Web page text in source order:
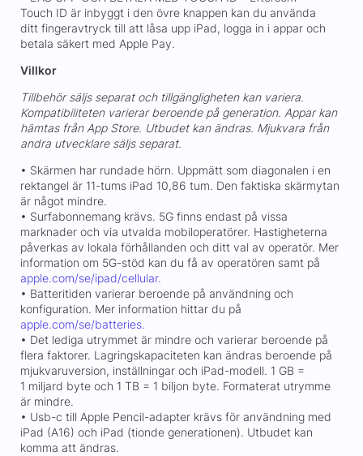
Touch ID är inbyggt i den övre knappen kan du använda
ditt fingeravtryck till att låsa upp iPad, logga in i appar och
betala säkert med Apple Pay.
Villkor
Tillbehör säljs separat och tillgängligheten kan variera.
Kompatibiliteten varierar beroende på generation. Appar kan
hämtas från App Store. Utbudet kan ändras. Mjukvara från
andra utvecklare säljs separat.
• Skärmen har rundade hörn. Uppmätt som diagonalen i en
rektangel är 11-tums iPad 10,86 tum. Den faktiska skärmytan
är något mindre.
• Surfabonnemang krävs. 5G finns endast på vissa
marknader och via utvalda mobiloperatörer. Hastigheterna
påverkas av lokala förhållanden och ditt val av operatör. Mer
information om 5G-stöd kan du få av operatören samt på
apple.com/se/ipad/cellular.
• Batteritiden varierar beroende på användning och
konfiguration. Mer information hittar du på
apple.com/se/batteries.
• Det lediga utrymmet är mindre och varierar beroende på
flera faktorer. Lagringskapaciteten kan ändras beroende på
mjukvaruversion, inställningar och iPad-modell. 1 GB =
1 miljard byte och 1 TB = 1 biljon byte. Formaterat utrymme
är mindre.
• Usb-c till Apple Pencil-adapter krävs för användning med
iPad (A16) och iPad (tionde generationen). Utbudet kan
komma att ändras.